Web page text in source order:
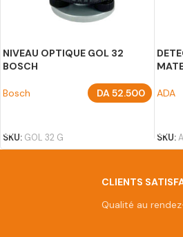
NIVEAU OPTIQUE GOL 32
BOSCH
Bosch DA52.500
SKU: GOL 32 G
ADA
SKU:
CLIENTS
Qualité au